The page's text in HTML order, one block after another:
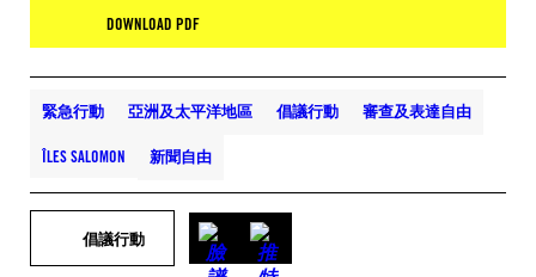
DOWNLOAD PDF
緊急行動 亞洲及太平洋地區 倡議行動 審查及表達自由
ÎLES SALOMON 新聞自由
倡議行動